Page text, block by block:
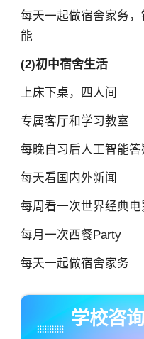
每天一起做宿舍家务
能
(2)初中宿舍生活
上床下桌，四人间
专属客厅和学习教室
每晚自习后人工智能答
每天看国内外新闻
每周看一次世界经典电
每月一次西餐Party
每天一起做宿舍家务
学校咨